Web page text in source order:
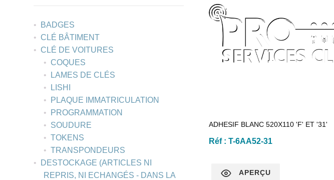
BADGES
CLÉ BÂTIMENT
CLÉ DE VOITURES
COQUES
LAMES DE CLÉS
LISHI
PLAQUE IMMATRICULATION
PROGRAMMATION
SOUDURE
TOKENS
TRANSPONDEURS
DESTOCKAGE (ARTICLES NI
REPRIS, NI ECHANGÉS - DANS LA
APERÇU
ADHESIF BLANC 520X110 'F' ET '31'
Réf :T-6AA52-31